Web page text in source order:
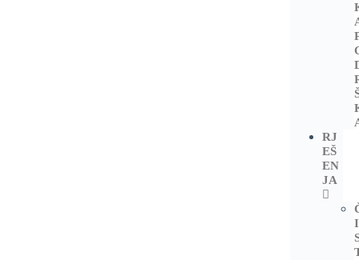
RJ
EŠ
EN
JA
I